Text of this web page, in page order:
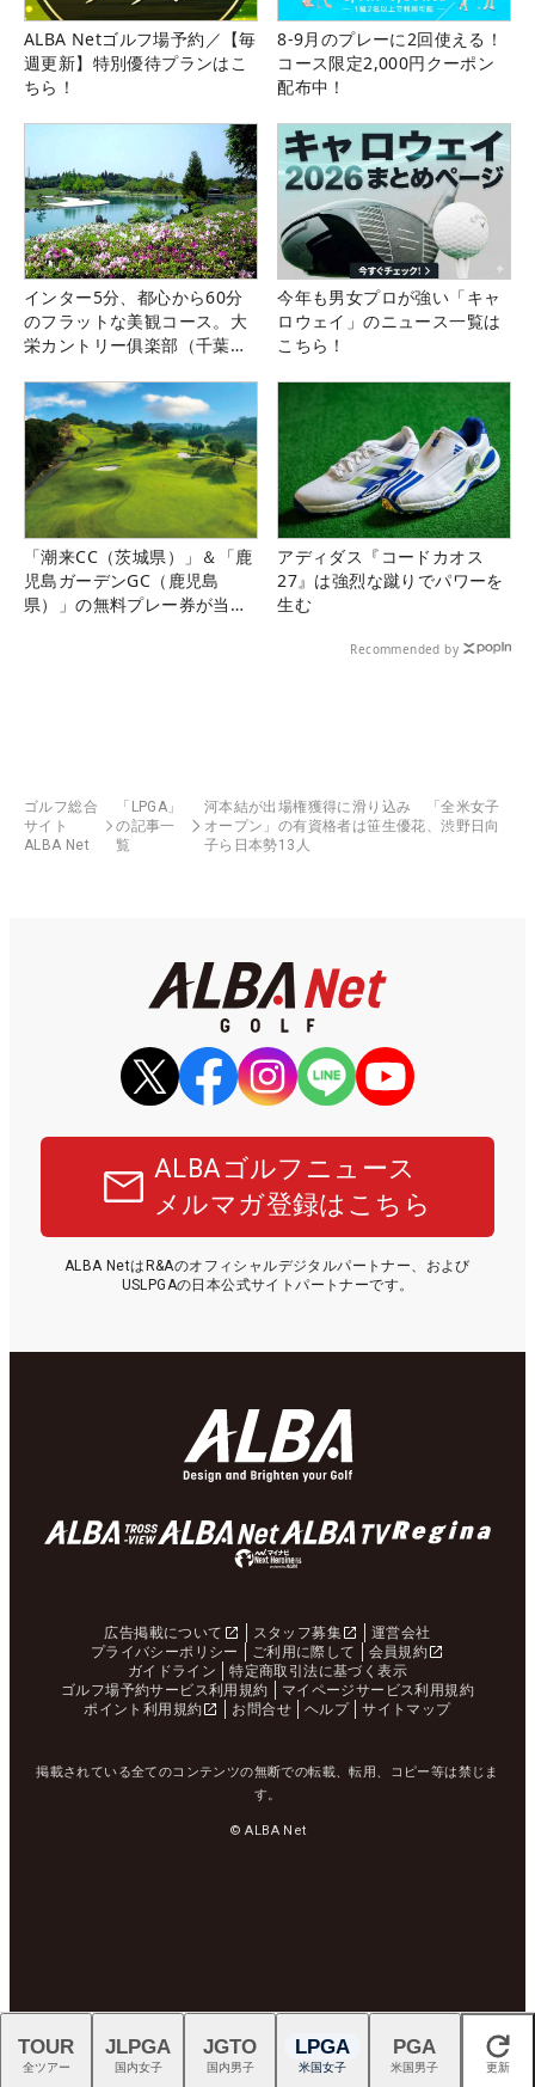
ALBA Netゴルフ場予約／【毎
週更新】特別優待プランはこ
ちら！
8-9月のプレーに2回使える！
コース限定2,000円クーポン
配布中！
インター5分、都心から60分
のフラットな美観コース。大
栄カントリー俱楽部（千葉
今年も男女プロが強い「キャ
ロウェイ」のニュース一覧は
こちら！
「潮来CC（茨城県）」＆「鹿
児島ガーデンGC（鹿児島
県）」の無料プレー券が当た
アディダス『コードカオス
27』は強烈な蹴りでパワーを
生む
Recommended by
ゴルフ総合
サイト
ALBA Net
「LPGA」
の記事一
覧
河本結が出場権獲得に滑り込み 「全米女子
オープン」の有資格者は笹生優花、渋野日向
子ら日本勢13人
ALBAゴルフニュース
メルマガ登録はこちら
ALBA NetはR&Aのオフィシャルデジタルパートナー、および
USLPGAの日本公式サイトパートナーです。
広告掲載について スタッフ募集
運営会社
プライバシーポリシー
ご利用に際して
会員規約
ガイドライン
特定商取引法に基づく表示
ゴルフ場予約サービス利用規約
マイページサービス利用規約
ポイント利用規約
お問合せ ヘルプ サイトマップ
掲載されている全てのコンテンツの無断での転載、転用、コピー等は禁じま
す。
© ALBA Net
閉じる
TOUR
全ツアー
JLPGA
国内女子
JGTO
国内男子
LPGA
米国女子
PGA
米国男子 更新